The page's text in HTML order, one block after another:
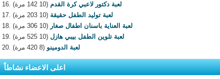
لعبة دكتور لاعبي كرة القدم (10 142 مرة)
لعبة توليد الطفل حقيقة (10 203 مرة)
لعبة العناية باسنان اطفال صغار (10 306 مرة)
لعبة تلوين الطفل بيبي هازل (10 525 مرة)
لعبة الدومينو (8 420 مرة)
اعلى الاعضاء نشاطاً